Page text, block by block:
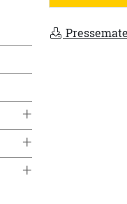
+
+
+